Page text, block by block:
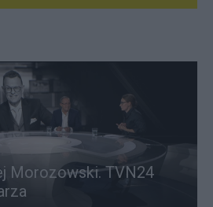
Morozowski. TVN24